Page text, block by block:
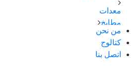
سكاكین-
شوك
–
ملاعق
–
اواني
طهي
/
معدات
مطابخ
اجهزة
كهربائية
اجهزة
من نحن
كتالوج
اتصل بنا